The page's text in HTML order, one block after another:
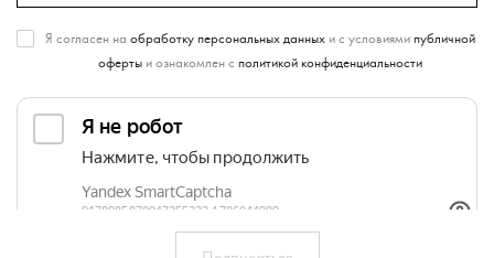
Я согласен на обработку персональных данныхи с условиями публичной
офертыи ознакомлен с политикой конфиденциальности